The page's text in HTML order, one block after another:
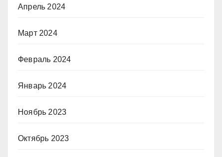
Апрель 2024
Март 2024
Февраль 2024
Январь 2024
Ноябрь 2023
Октябрь 2023